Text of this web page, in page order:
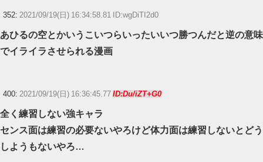
352: 2021/09/19(日) 16:34:58.81 ID:wgDiTI2d0
あひるの空とかいうこいつらいったいいつ勝つんだと逆の意味
でイライラさせられる漫画
400: 2021/09/19(日) 16:36:45.77 ID:Du/iZT+G0
全く練習しない強キャラ
センス面は練習の必要ないやろけど体力面は練習しないとどう
しようもないやろ…